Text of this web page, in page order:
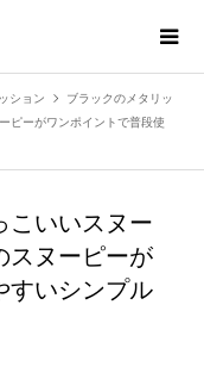
ション
ブラックのメタリッ
ピーがワンポイントで普段使
こいいスヌー
スヌーピーが
すいシンプル